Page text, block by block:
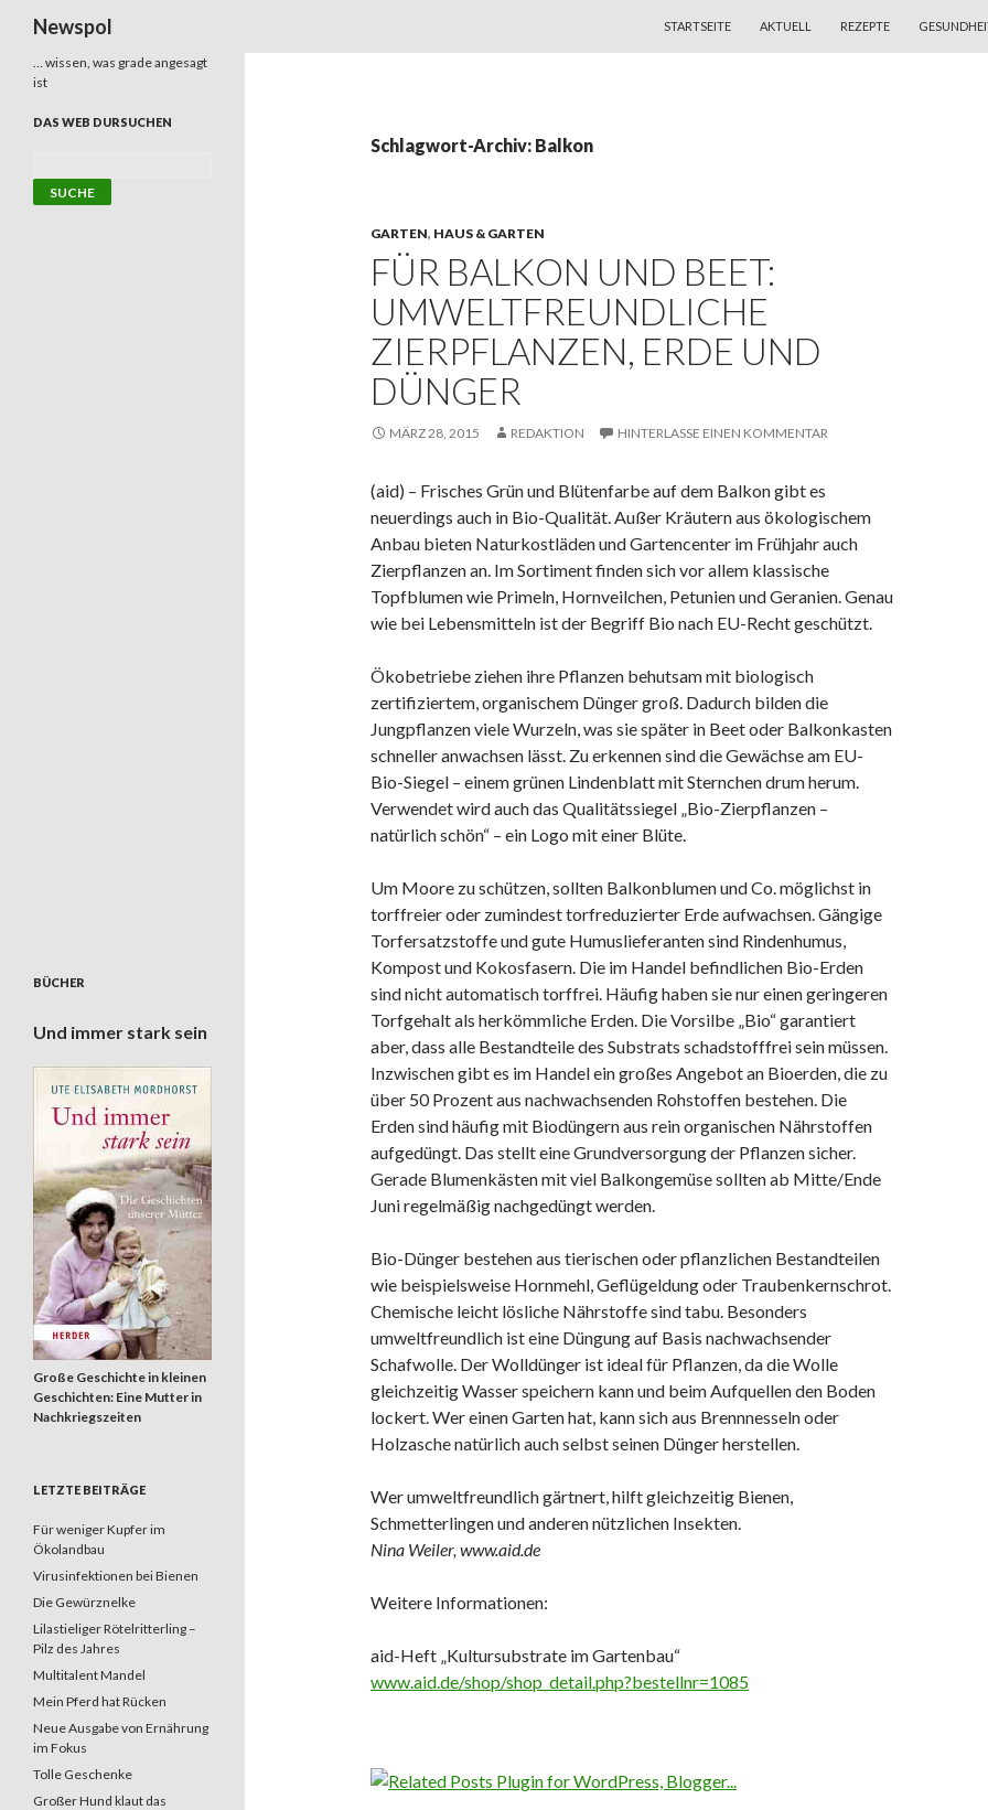
Newspol
STARTSEITE
AKTUELL REZEPTE
Schlagwort-Archiv: Balkon
GARTEN, HAUS & GARTEN
FÜR BALKON UND BEET:
UMWELTFREUNDLICHE
ZIERPFLANZEN, ERDE UND
DÜNGER
MÄRZ 28, 2015 REDAKTION HINTERLASSE EINEN KOMMENTAR
(aid) – Frisches Grün und Blütenfarbe auf dem Balkon gibt es
neuerdings auch in Bio-Qualität. Außer Kräutern aus ökologischem
Anbau bieten Naturkostläden und Gartencenter im Frühjahr auch
Zierpflanzen an. Im Sortiment finden sich vor allem klassische
Topfblumen wie Primeln, Hornveilchen, Petunien und Geranien. Genau
wie bei Lebensmitteln ist der Begriff Bio nach EU-Recht geschützt.
Ökobetriebe ziehen ihre Pflanzen behutsam mit biologisch
zertifiziertem, organischem Dünger groß. Dadurch bilden die
Jungpflanzen viele Wurzeln, was sie später in Beet oder Balkonkasten
schneller anwachsen lässt. Zu erkennen sind die Gewächse am EU-
Bio-Siegel – einem grünen Lindenblatt mit Sternchen drum herum.
Verwendet wird auch das Qualitätssiegel „Bio-Zierpflanzen –
natürlich schön“ – ein Logo mit einer Blüte.
Um Moore zu schützen, sollten Balkonblumen und Co. möglichst in
torffreier oder zumindest torfreduzierter Erde aufwachsen. Gängige
Torfersatzstoffe und gute Humuslieferanten sind Rindenhumus,
Kompost und Kokosfasern. Die im Handel befindlichen Bio-Erden
sind nicht automatisch torffrei. Häufig haben sie nur einen geringeren
Torfgehalt als herkömmliche Erden. Die Vorsilbe „Bio“ garantiert
aber, dass alle Bestandteile des Substrats schadstofffrei sein müssen.
Inzwischen gibt es im Handel ein großes Angebot an Bioerden, die zu
über 50 Prozent aus nachwachsenden Rohstoffen bestehen. Die
Erden sind häufig mit Biodüngern aus rein organischen Nährstoffen
aufgedüngt. Das stellt eine Grundversorgung der Pflanzen sicher.
Gerade Blumenkästen mit viel Balkongemüse sollten ab Mitte/Ende
Juni regelmäßig nachgedüngt werden.
Bio-Dünger bestehen aus tierischen oder pflanzlichen Bestandteilen
wie beispielsweise Hornmehl, Geflügeldung oder Traubenkernschrot.
Chemische leicht lösliche Nährstoffe sind tabu. Besonders
umweltfreundlich ist eine Düngung auf Basis nachwachsender
Schafwolle. Der Wolldünger ist ideal für Pflanzen, da die Wolle
gleichzeitig Wasser speichern kann und beim Aufquellen den Boden
lockert. Wer einen Garten hat, kann sich aus Brennnesseln oder
Holzasche natürlich auch selbst seinen Dünger herstellen.
Wer umweltfreundlich gärtnert, hilft gleichzeitig Bienen,
Schmetterlingen und anderen nützlichen Insekten.
Nina Weiler, www.aid.de
Weitere Informationen:
aid-Heft „Kultursubstrate im Gartenbau“
www.aid.de/shop/shop_detail.php?bestellnr=1085
… wissen, was grade angesagt
ist
DAS WEB DURSUCHEN
BÜCHER
Und immer stark sein
Große Geschichte in kleinen
Geschichten: Eine Mutter in
Nachkriegszeiten
LETZTE BEITRÄGE
Für weniger Kupfer im
Ökolandbau
Virusinfektionen bei Bienen
Die Gewürznelke
Lilastieliger Rötelritterling –
Pilz des Jahres
Multitalent Mandel
Mein Pferd hat Rücken
Neue Ausgabe von Ernährung
im Fokus
Tolle Geschenke
Großer Hund klaut das